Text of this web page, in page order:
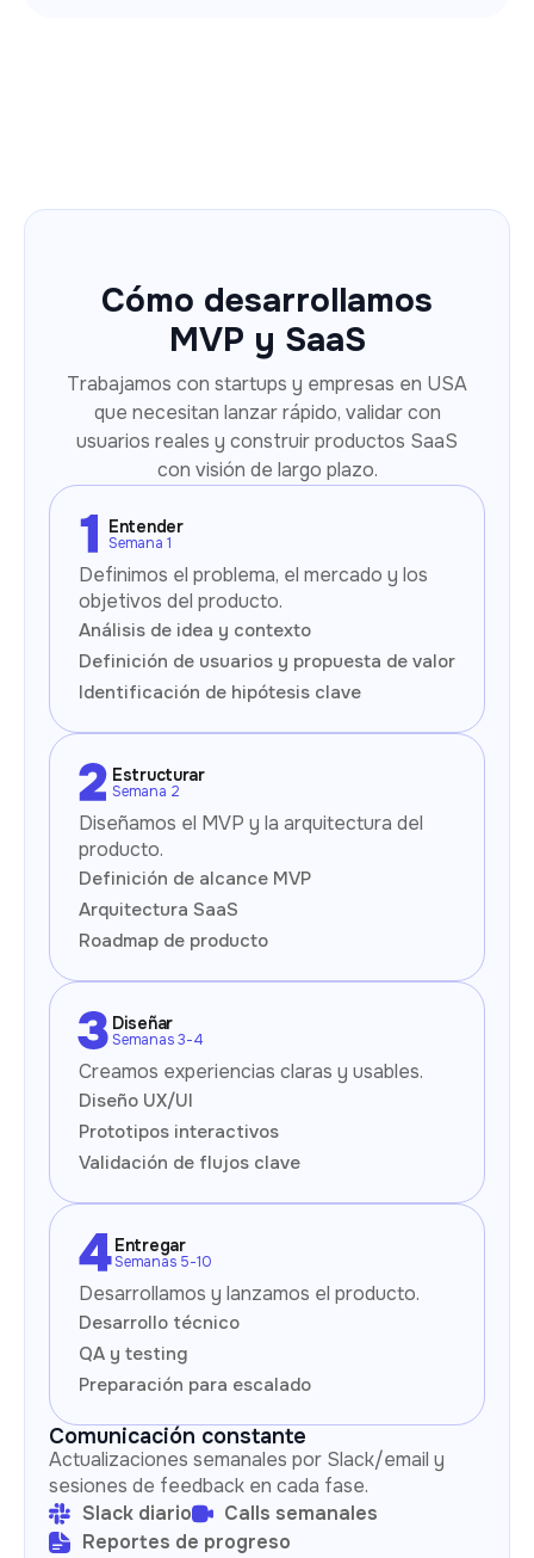
Cómo desarrollamos
MVP y SaaS
Trabajamos con startups y empresas en USA
que necesitan lanzar rápido, validar con
usuarios reales y construir productos SaaS
con visión de largo plazo.
Entender
Semana 1
Definimos el problema, el mercado y los
objetivos del producto.
Análisis de idea y contexto
Definición de usuarios y propuesta de valor
Identificación de hipótesis clave
Estructurar
Semana 2
Diseñamos el MVP y la arquitectura del
producto.
Definición de alcance MVP
Arquitectura SaaS
Roadmap de producto
Diseñar
Semanas 3-4
Creamos experiencias claras y usables.
Diseño UX/UI
Prototipos interactivos
Validación de flujos clave
Entregar
Semanas 5-10
Desarrollamos y lanzamos el producto.
Desarrollo técnico
QA y testing
Preparación para escalado
Comunicación constante
Actualizaciones semanales por Slack/email y
sesiones de feedback en cada fase.
Slack diario
Calls semanales
Reportes de progreso